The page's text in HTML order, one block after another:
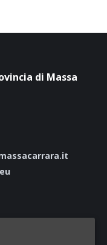
di Massa